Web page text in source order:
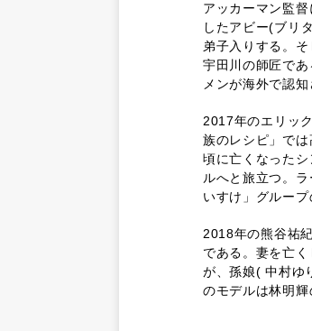
アッカーマン監
したアビー(ブリ
弟子入りする。
宇田川の師匠で
メンが海外で認
2017年のエリッ
族のレシピ」で
頃に亡くなった
ルへと旅立つ。
いすけ」グルー
2018年の熊谷祐
である。妻を亡
が、孫娘( 中村ゆ
のモデルは林明輝